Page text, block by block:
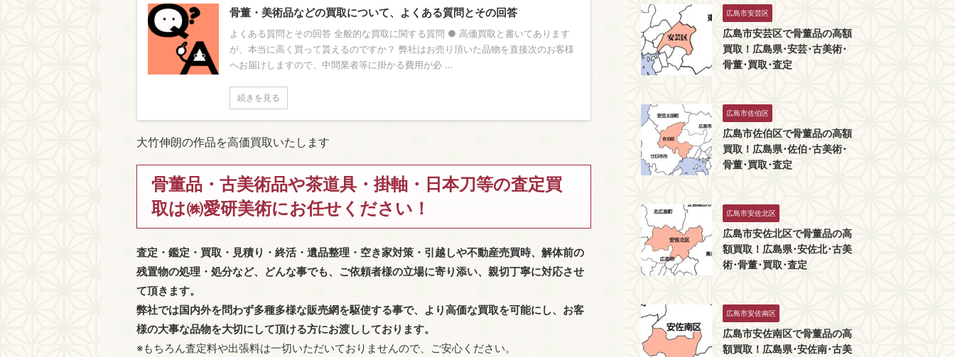
骨董・美術品などの買取について、よくある質問とその回答
よくある質問とその回答 全般的な買取に関する質問 ● 高価買取と書いてあります
が、本当に高く買って貰えるのですか？ 弊社はお売り頂いた品物を直接次のお客様
へお届けしますので、中間業者等に掛かる費用が必 ...
続きを見る
大竹伸朗の作品を高価買取いたします
骨董品・古美術品や茶道具・掛軸・日本刀等の査定買
取は㈱愛研美術にお任せください！
査定・鑑定・買取・見積り・終活・遺品整理・空き家対策・引越しや不動産売買時、解体前の
残置物の処理・処分など、どんな事でも、 ご依頼者様の立場に寄り添い、親切丁寧に対応させ
て頂きます。
弊社では国内外を問わず多種多様な販売網を駆使する事で、より高価な買取を可能にし、お客
様の大事な品物を大切にして頂ける方にお渡ししております。
※もちろん査定料や出張料は一切いただいておりませんので、ご安心ください。
広島市安芸区
広島市安芸区で骨董品の高額
買取！広島県･安芸･古美術･
骨董･買取･査定
広島市佐伯区
広島市佐伯区で骨董品の高額
買取！広島県･佐伯･古美術･
骨董･買取･査定
広島市安佐北区
広島市安佐北区で骨董品の高
額買取！広島県･安佐北･古美
術･骨董･買取･査定
広島市安佐南区
広島市安佐南区で骨董品の高
額買取！広島県･安佐南･古美